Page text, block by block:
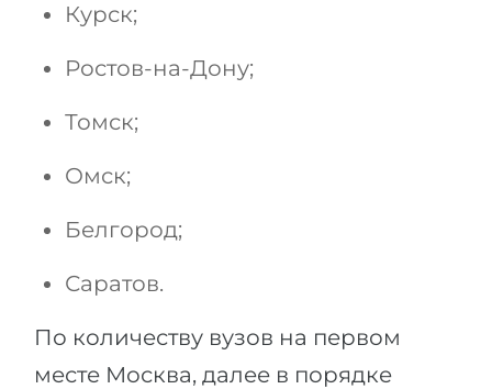
Курск;
Ростов-на-Дону;
Томск;
Омск;
Белгород;
Саратов.
По количеству вузов на первом
месте Москва, далее в порядке